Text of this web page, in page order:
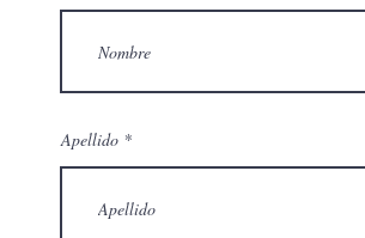
Apellido